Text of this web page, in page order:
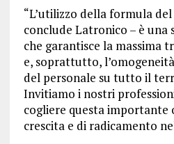
“L’utilizzo della formula
conclude Latronico – è
che garantisce la massima
e, soprattutto,
del personale su tutto il
Invitiamo i nostri
cogliere questa
crescita e di radicamento